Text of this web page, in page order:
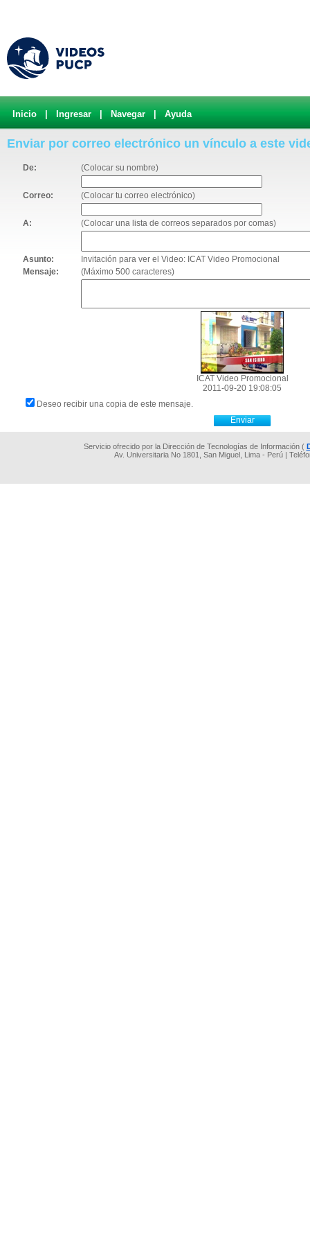
Inicio Ingresar Navegar Ayuda
Enviar por correo electrónico un vínculo a este
De: (Colocar su nombre)
Correo: (Colocar tu correo electrónico)
A: (Colocar una lista de correos separados por comas)
Asunto:
Invitación para ver el Video: ICAT Video Promocional
Mensaje:
(Máximo 500 caracteres)
ICAT Video Promocional
2011-09-20 19:08:05
Deseo recibir una copia de este mensaje.
Servicio ofrecido por la Dirección de Tecnologías de Información (
Av. Universitaria No 1801, San Miguel, Lima - Perú |